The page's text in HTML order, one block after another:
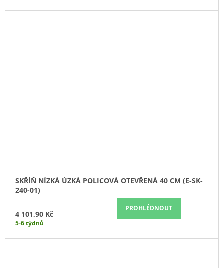
SKŘÍŇ NÍZKÁ ÚZKÁ POLICOVÁ OTEVŘENÁ 40 CM (E-SK-
240-01)
4 101,90 Kč
PROHLÉDNOUT
5-6 týdnů